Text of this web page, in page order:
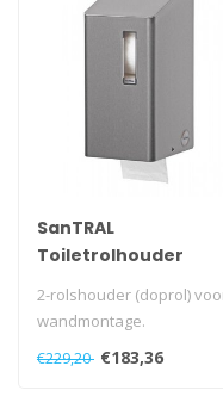
SanTRAL
Toiletrolhouder
2-rolshouder (doprol)
wandmontage.
Met automatische
toiletrolwisseling.
€229,20 €183,36